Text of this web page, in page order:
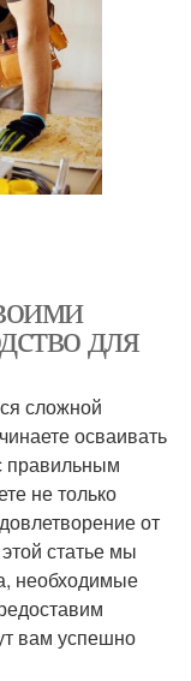
для
сложной
осваивать
правильным
не только
от
статье мы
необходимые
вам успешно